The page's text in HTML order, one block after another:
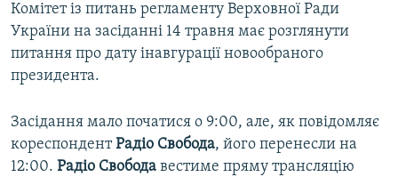
Усі сайти RFE/RL
Комітет із питань регламенту Верховної Ради
України на засіданні 14 травня має розглянути
питання про дату інавгурації новообраного
президента.
Засідання мало початися о 9:00, але, як повідомляє
кореспондентРадіо Свобода, його перенесли на
12:00. Радіо Свобода вестиме пряму трансляцію